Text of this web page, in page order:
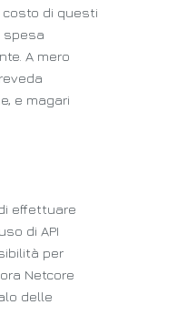
costo di questi
spesa
A mero
e magari
effettuare
di API
per
Netcore
delle